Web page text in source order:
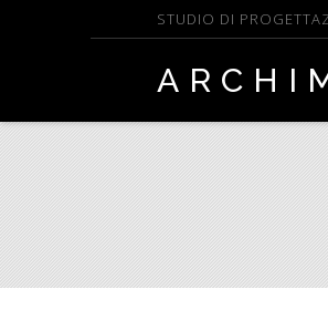
STUDIO DI